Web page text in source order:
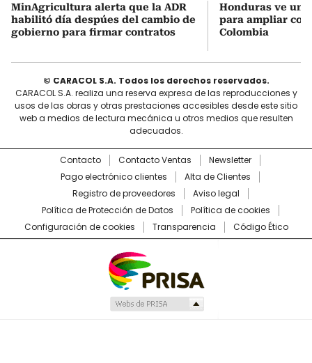
MinAgricultura alerta que la ADR
habilitó día despúes del cambio de
gobierno para firmar contratos
Honduras ve
para ampliar
Colombia
© CARACOL S.A. Todos los derechos reservados.
CARACOL S.A. realiza una reserva expresa de las reproducciones y
usos de las obras y otras prestaciones accesibles desde este sitio
web a medios de lectura mecánica u otros medios que resulten
adecuados.
Contacto Contacto Ventas
Newsletter
Pago electrónico clientes
Alta de Clientes
Registro de proveedores
Aviso legal
Política de Protección de Datos
Política de cookies
Configuración de cookies
Transparencia Código Ético